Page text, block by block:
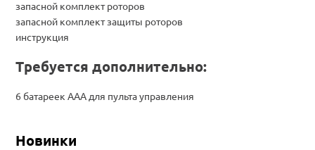
запасной комплект роторов
запасной комплект защиты роторов
инструкция
Требуется дополнительно:
6 батареек ААА для пульта управления
Новинки